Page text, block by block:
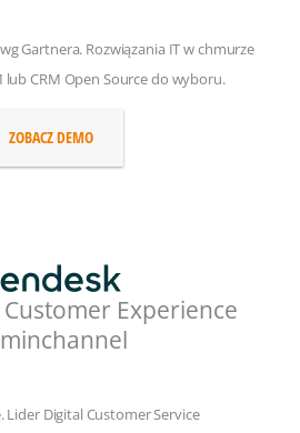
Gartnera. Rozwiązania IT w chmurze
lub CRM Open Source do wyboru.
ZOBACZ DEMO
Experience
Digital Customer Service